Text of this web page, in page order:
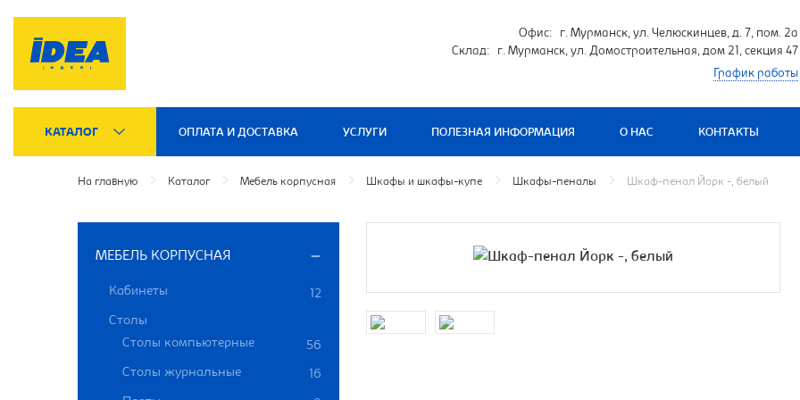
Офис: г. Мурманск, ул. Челюскинцев, д. 7, пом. 2а
Склад: г. Мурманск, ул. Домостроительная, дом 21, секция 47
График работы
КАТАЛОГ ОПЛАТА И ДОСТАВКА УСЛУГИ ПОЛЕЗНАЯ ИНФОРМАЦИЯ О НАС КОНТАКТЫ
На главную Каталог Мебель корпусная Шкафы и шкафы-купе Шкафы-пеналы Шкаф-пенал Йорк -, белый
МЕБЕЛЬ КОРПУСНАЯ
Кабинеты
12
Столы
Столы компьютерные
56
Столы журнальные
16